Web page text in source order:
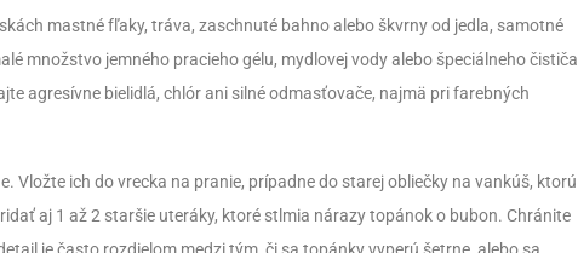
mastné fľaky, tráva, zaschnuté bahno alebo škvrny od jedla, samotné
množstvo jemného pracieho gélu, mydlovej vody alebo špeciálneho čističa
agresívne bielidlá, chlór ani silné odmasťovače, najmä pri farebných
Vložte ich do vrecka na pranie, prípadne do starej obliečky na vankúš, ktorú
aj 1 až 2 staršie uteráky, ktoré stlmia nárazy topánok o bubon. Chránite